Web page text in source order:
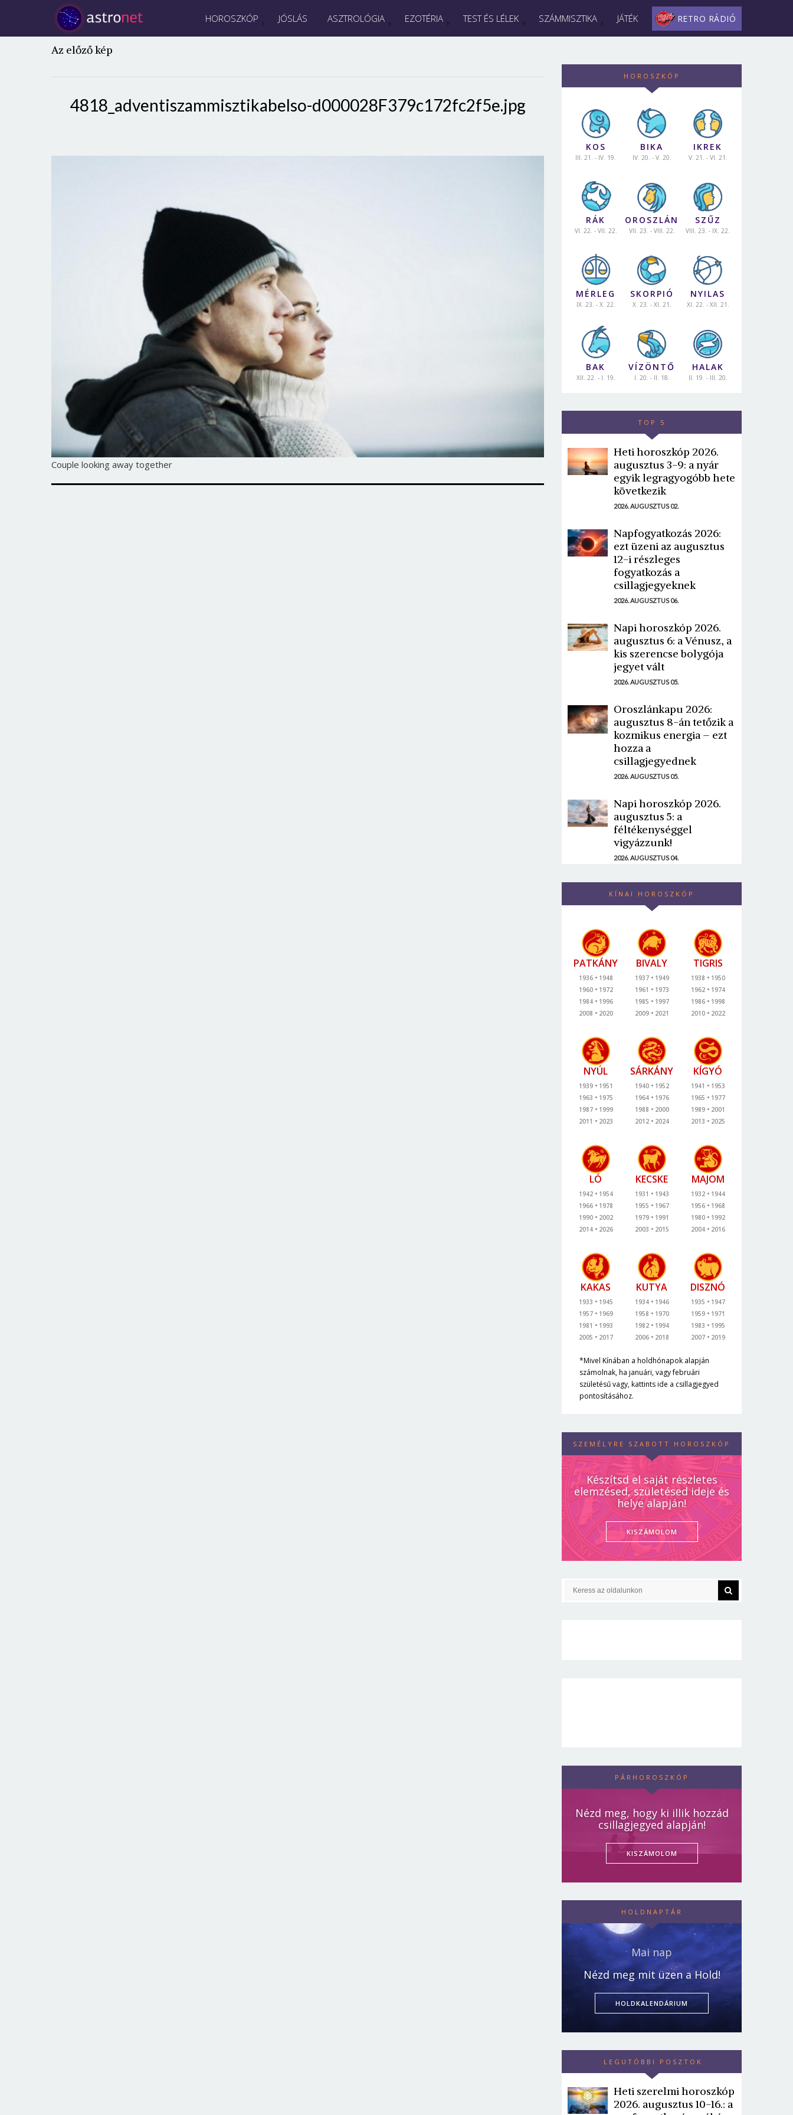
HOROSZKÓP JÓSLÁS ASZTROLÓGIA EZOTÉRIA TEST ÉS LÉLEK SZÁMMISZTIKA JÁTÉK RETRO RÁDIÓ
Az előző kép
4818_adventiszammisztikabelso-d000028F379c172fc2f5e.jpg
Couple looking away together
HOROSZKÓP
KOS
III. 21. - IV. 19.
BIKA
IV. 20. - V. 20.
IKREK
V. 21. - VI. 21.
RÁK
VI. 22. - VII. 22.
OROSZLÁN
VII. 23. - VIII. 22.
SZŰZ
VIII. 23. - IX. 22.
MÉRLEG
IX. 23. - X. 22.
SKORPIÓ
X. 23. - XI. 21.
NYILAS
XI. 22. - XII. 21.
BAK
XII. 22. - I. 19.
VÍZÖNTŐ
I. 20. - II. 18.
HALAK
II. 19. - III. 20.
TOP 5
Heti horoszkóp 2026.
augusztus 3-9: a nyár
egyik legragyogóbb hete
következik
2026. AUGUSZTUS 02.
Napfogyatkozás 2026:
ezt üzeni az augusztus
12-i részleges
fogyatkozás a
csillagjegyeknek
2026. AUGUSZTUS 06.
Napi horoszkóp 2026.
augusztus 6: a Vénusz, a
kis szerencse bolygója
jegyet vált
2026. AUGUSZTUS 05.
Oroszlánkapu 2026:
augusztus 8-án tetőzik a
kozmikus energia – ezt
hozza a
csillagjegyednek
2026. AUGUSZTUS 05.
Napi horoszkóp 2026.
augusztus 5: a
féltékenységgel
vigyázzunk!
2026. AUGUSZTUS 04.
KÍNAI HOROSZKÓP
PATKÁNY
1936
1948
1960
1972
1984
1996
2008
2020
BIVALY
1937
1949
1961
1973
1985
1997
2009
2021
TIGRIS
1938
1950
1962
1974
1986
1998
2010
2022
NYÚL
1939
1951
1963
1975
1987
1999
2011
2023
SÁRKÁNY
1940
1952
1964
1976
1988
2000
2012
2024
KÍGYÓ
1941
1953
1965
1977
1989
2001
2013
2025
LÓ
1942
1954
1966
1978
1990
2002
2014
2026
KECSKE
1931
1943
1955
1967
1979
1991
2003
2015
MAJOM
1932
1944
1956
1968
1980
1992
2004
2016
KAKAS
1933
1945
1957
1969
1981
1993
2005
2017
KUTYA
1934
1946
1958
1970
1982
1994
2006
2018
DISZNÓ
1935
1947
1959
1971
1983
1995
2007
2019
*Mivel Kínában a holdhónapok alapján
számolnak, ha januári, vagy februári
születésű vagy, kattints ide a csillagjegyed
pontosításához.
SZEMÉLYRE SZABOTT HOROSZKÓP
Készítsd el saját részletes
elemzésed, születésed ideje és
helye alapján!
KISZÁMOLOM
PÁRHOROSZKÓP
Nézd meg, hogy ki illik hozzád
csillagjegyed alapján!
KISZÁMOLOM
HOLDNAPTÁR
Mai nap
Nézd meg mit üzen a Hold!
HOLDKALENDÁRIUM
LEGUTÓBBI POSZTOK
Heti szerelmi horoszkóp
2026. augusztus 10-16.: a